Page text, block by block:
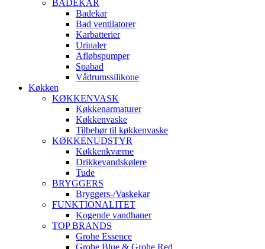
BADEKAR
Badekar
Bad ventilatorer
Karbatterier
Urinaler
Afløbspumper
Spabad
Vådrumssilikone
Køkken
KØKKENVASK
Køkkenarmaturer
Køkkenvaske
Tilbehør til køkkenvaske
KØKKENUDSTYR
Køkkenkværne
Drikkevandskølere
Tude
BRYGGERS
Bryggers-/Vaskekar
FUNKTIONALITET
Kogende vandhaner
TOP BRANDS
Grohe Essence
Grohe Blue & Grohe Red